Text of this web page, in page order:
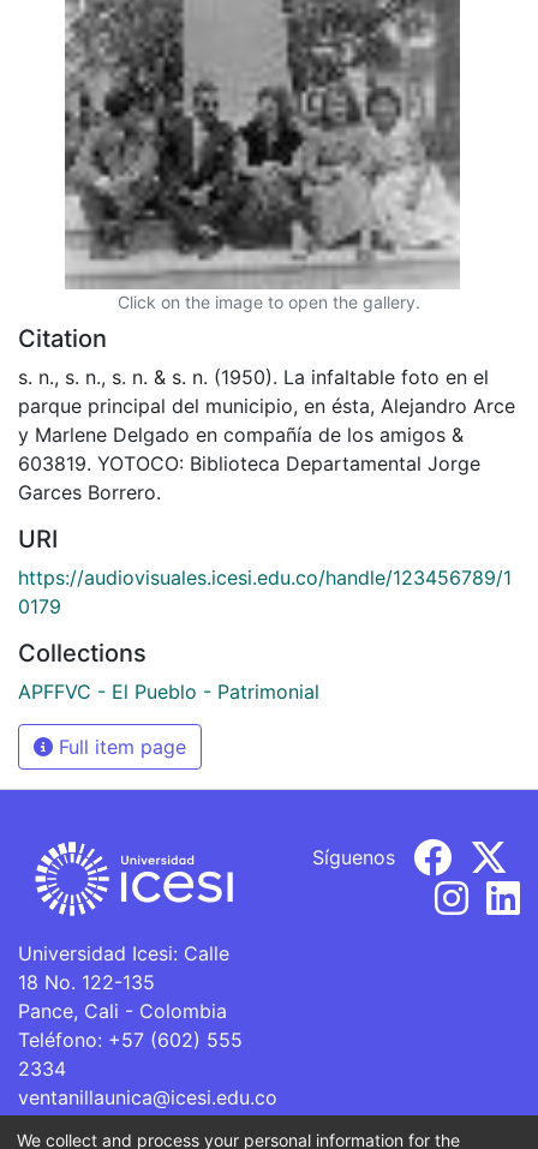
Click on the image to open the gallery.
Citation
s. n., s. n., s. n. & s. n. (1950). La infaltable foto en el
parque principal del municipio, en ésta, Alejandro Arce
y Marlene Delgado en compañía de los amigos &
603819. YOTOCO: Biblioteca Departamental Jorge
Garces Borrero.
URI
https://audiovisuales.icesi.edu.co/handle/123456789/1
0179
Collections
APFFVC - El Pueblo - Patrimonial
Full item page
Universidad Icesi: Calle
18 No. 122-135
Pance, Cali - Colombia
Teléfono: +57 (602) 555
2334
ventanillaunica@icesi.edu.co
Síguenos
We collect and process your personal information for the